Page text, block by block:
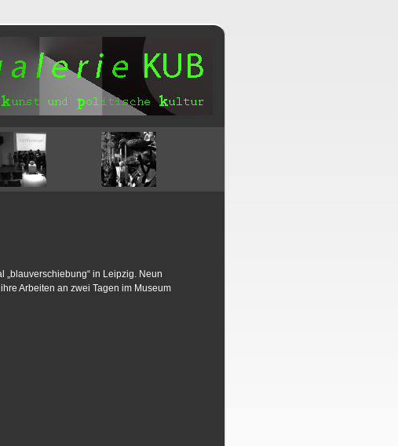
„blauverschiebung“ in Leipzig. Neun
Arbeiten an zwei Tagen im Museum